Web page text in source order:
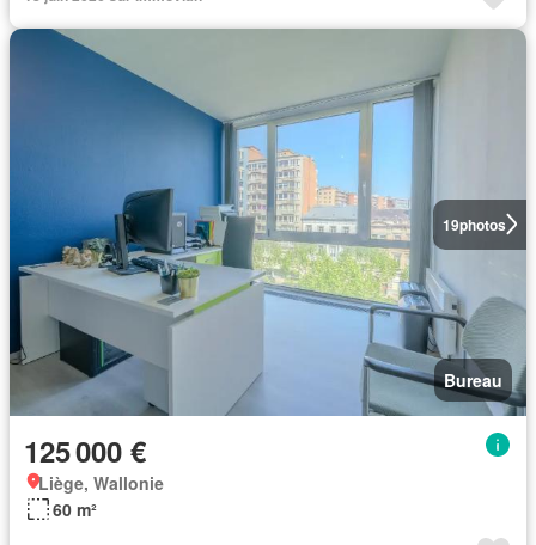
19photos
Bureau
125 000 €
Liège, Wallonie
60 m²